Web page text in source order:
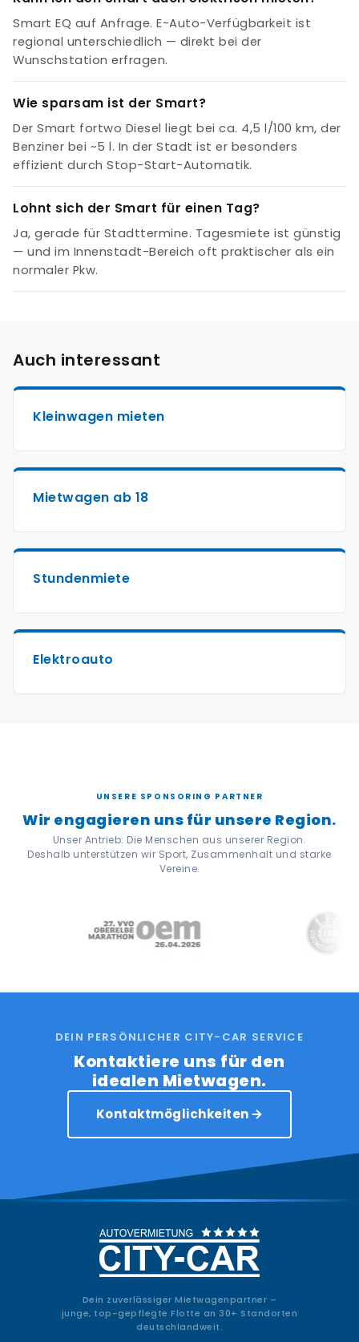
Smart EQ auf Anfrage. E-Auto-Verfügbarkeit ist
regional unterschiedlich — direkt bei der
Wunschstation erfragen.
Wie sparsam ist der Smart?
Der Smart fortwo Diesel liegt bei ca. 4,5 l/100 km, der
Benziner bei ~5 l. In der Stadt ist er besonders
effizient durch Stop-Start-Automatik.
Lohnt sich der Smart für einen Tag?
Ja, gerade für Stadttermine. Tagesmiete ist günstig
— und im Innenstadt-Bereich oft praktischer als ein
normaler Pkw.
Auch interessant
Kleinwagen mieten
Mietwagen ab 18
Stundenmiete
Elektroauto
UNSERE SPONSORING PARTNER
Wir engagieren uns für unsere Region.
Unser Antrieb: Die Menschen aus unserer Region.
Deshalb unterstützen wir Sport, Zusammenhalt und starke
Vereine.
DEIN PERSÖNLICHER CITY-CAR SERVICE
Kontaktiere uns für den
idealen Mietwagen.
Kontaktmöglichkeiten
Dein zuverlässiger Mietwagenpartner –
junge, top-gepflegte Flotte an 30+ Standorten
deutschlandweit.